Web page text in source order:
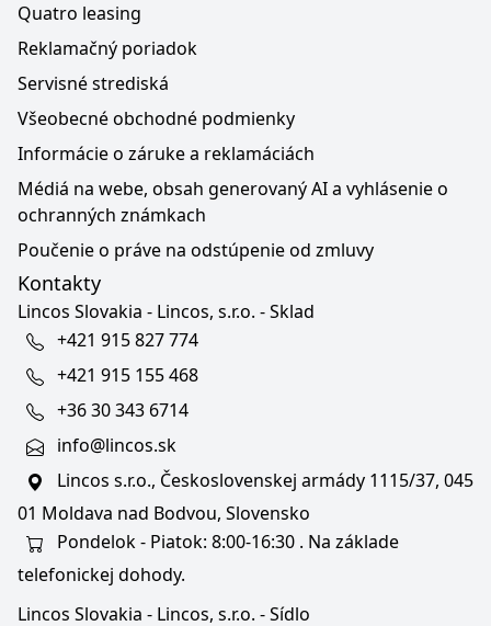
Quatro leasing
Reklamačný poriadok
Servisné strediská
Všeobecné obchodné podmienky
Informácie o záruke a reklamáciách
Médiá na webe, obsah generovaný AI a vyhlásenie o
ochranných známkach
Poučenie o práve na odstúpenie od zmluvy
Kontakty
Lincos Slovakia - Lincos, s.r.o. - Sklad
+421 915 827 774
+421 915 155 468
+36 30 343 6714
info@lincos.sk
Lincos s.r.o., Československej armády 1115/37, 045
01 Moldava nad Bodvou, Slovensko
Pondelok - Piatok: 8:00-16:30 . Na základe
telefonickej dohody.
Lincos Slovakia - Lincos, s.r.o. - Sídlo